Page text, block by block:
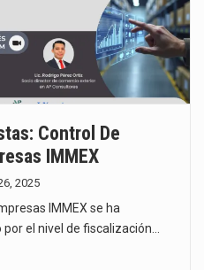
Control De
IMMEX
2025
IMMEX se ha
el nivel de fiscalización…